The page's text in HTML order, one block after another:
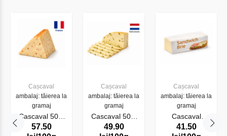
Cașcaval
ambalaj: tăierea la
gramaj
Cascaval 50%
Chevrano Hot
57.50
Cașcaval
ambalaj: tăierea la
gramaj
Cascaval 50%
Dilano
49.90
Cașcaval
ambalaj: tăierea la
gramaj
Cascaval
Sandwich Brie
41.50